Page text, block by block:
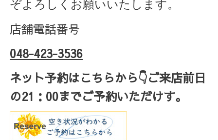
ぞよろしくお願いいたします。
店舗電話番号
048-423-3536
ネット予約はこちらから👇ご来店前日
の21 ： 00までご予約いただけす。